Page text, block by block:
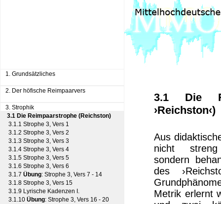
1. Grundsätzliches
2. Der höfische Reimpaarvers
3. Strophik
3.1 Die Reimpaarstrophe (Reichston)
3.1.1 Strophe 3, Vers 1
3.1.2 Strophe 3, Vers 2
3.1.3 Strophe 3, Vers 3
3.1.4 Strophe 3, Vers 4
3.1.5 Strophe 3, Vers 5
3.1.6 Strophe 3, Vers 6
3.1.7 Übung: Strophe 3, Vers 7 - 14
3.1.8 Strophe 3, Vers 15
3.1.9 Lyrische Kadenzen I.
3.1.10 Übung: Strophe 3, Vers 16 - 20
3.1 Die
›Reichston‹)
Aus
nicht streng
sondern
des
Metrik erlernt